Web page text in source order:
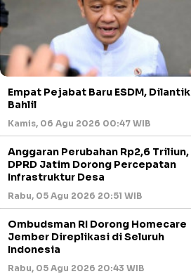
Empat Pejabat Baru ESDM, Dilantik
Bahlil
Kamis, 06 Agu 2026 00:47 WIB
Anggaran Perubahan Rp2,6 Triliun,
DPRD Jatim Dorong Percepatan
Infrastruktur Desa
Rabu, 05 Agu 2026 20:51 WIB
Ombudsman RI Dorong Homecare
Jember Direplikasi di Seluruh
Indonesia
Rabu, 05 Agu 2026 20:43 WIB